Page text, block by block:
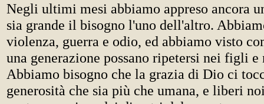
Negli ultimi mesi abbiamo appreso ancora
sia grande il bisogno l'uno dell'altro.
violenza, guerra e odio, ed abbiamo visto
una generazione possano ripetersi nei figli
Abbiamo bisogno che la grazia di Dio ci
generosità che sia più che umana, e liberi